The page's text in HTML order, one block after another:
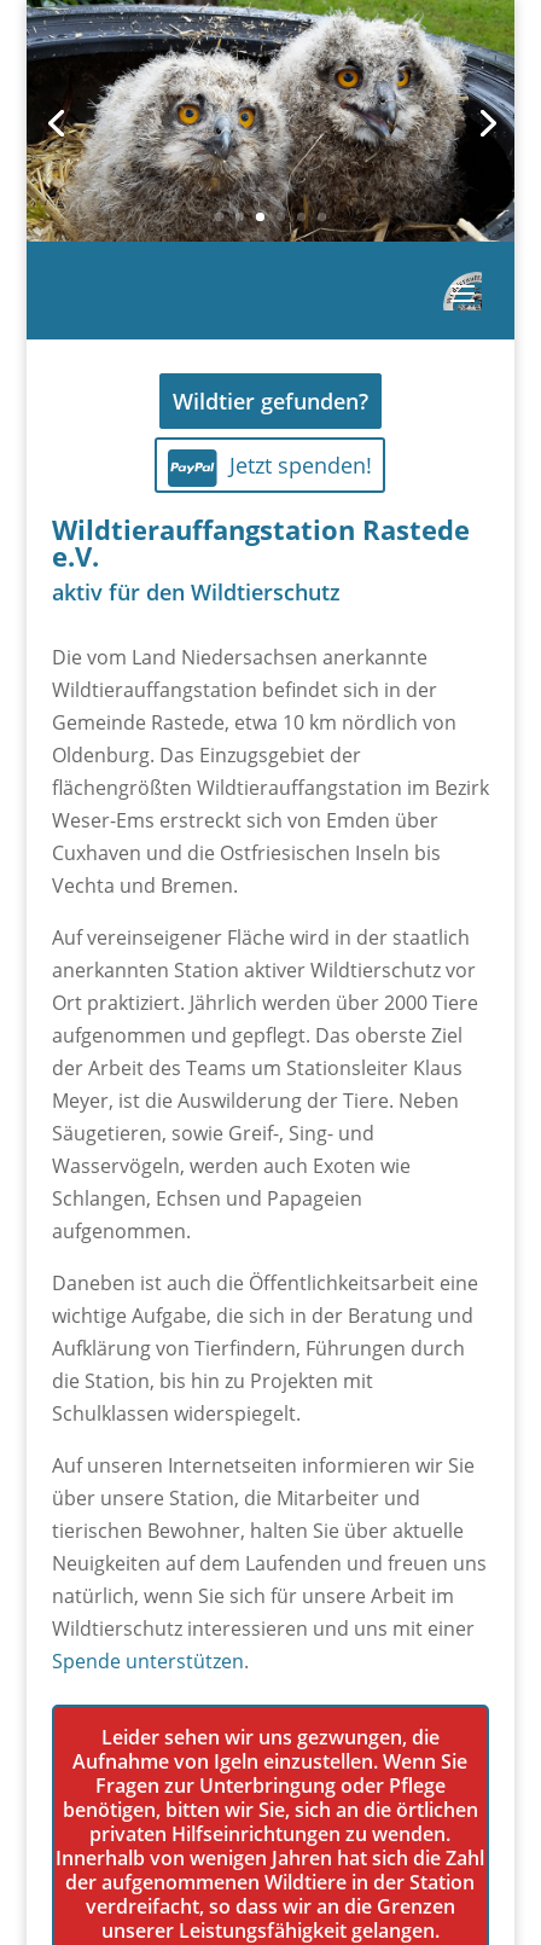
Wildtier gefunden?
Jetzt spenden!
Wildtierauffangstation Rastede
e.V.
aktiv für den Wildtierschutz
Die vom Land Niedersachsen anerkannte
Wildtierauffangstation befindet sich in der
Gemeinde Rastede, etwa 10 km nördlich von
Oldenburg. Das Einzugsgebiet der
flächengrößten Wildtierauffangstation im Bezirk
Weser-Ems erstreckt sich von Emden über
Cuxhaven und die Ostfriesischen Inseln bis
Vechta und Bremen.
Auf vereinseigener Fläche wird in der staatlich
anerkannten Station aktiver Wildtierschutz vor
Ort praktiziert. Jährlich werden über 2000 Tiere
aufgenommen und gepflegt. Das oberste Ziel
der Arbeit des Teams um Stationsleiter Klaus
Meyer, ist die Auswilderung der Tiere. Neben
Säugetieren, sowie Greif-, Sing- und
Wasservögeln, werden auch Exoten wie
Schlangen, Echsen und Papageien
aufgenommen.
Daneben ist auch die Öffentlichkeitsarbeit eine
wichtige Aufgabe, die sich in der Beratung und
Aufklärung von Tierfindern, Führungen durch
die Station, bis hin zu Projekten mit
Schulklassen widerspiegelt.
Auf unseren Internetseiten informieren wir Sie
über unsere Station, die Mitarbeiter und
tierischen Bewohner, halten Sie über aktuelle
Neuigkeiten auf dem Laufenden und freuen uns
natürlich, wenn Sie sich für unsere Arbeit im
Wildtierschutz interessieren und uns mit einer
Spende unterstützen.
Leider sehen wir uns gezwungen, die
Aufnahme von Igeln einzustellen. Wenn Sie
Fragen zur Unterbringung oder Pflege
benötigen, bitten wir Sie, sich an die örtlichen
privaten Hilfseinrichtungen zu wenden.
Innerhalb von wenigen Jahren hat sich die Zahl
der aufgenommenen Wildtiere in der Station
verdreifacht, so dass wir an die Grenzen
unserer Leistungsfähigkeit gelangen.